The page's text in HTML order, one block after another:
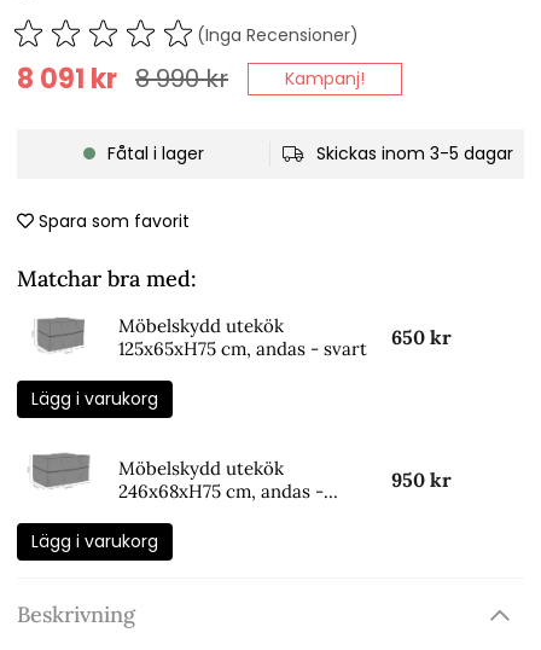
(Inga Recensioner)
8 990kr
8 091 kr Kampanj!
Fåtal i lager Skickas inom 3-5 dagar
Spara som favorit
Matchar bra med:
Möbelskydd utekök
125x65xH75 cm, andas - svart
650 kr
Lägg i varukorg
Möbelskydd utekök
246x68xH75 cm, andas -
950 kr
Lägg i varukorg
Beskrivning